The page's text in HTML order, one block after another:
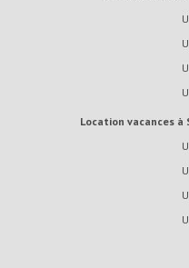
Location vacances